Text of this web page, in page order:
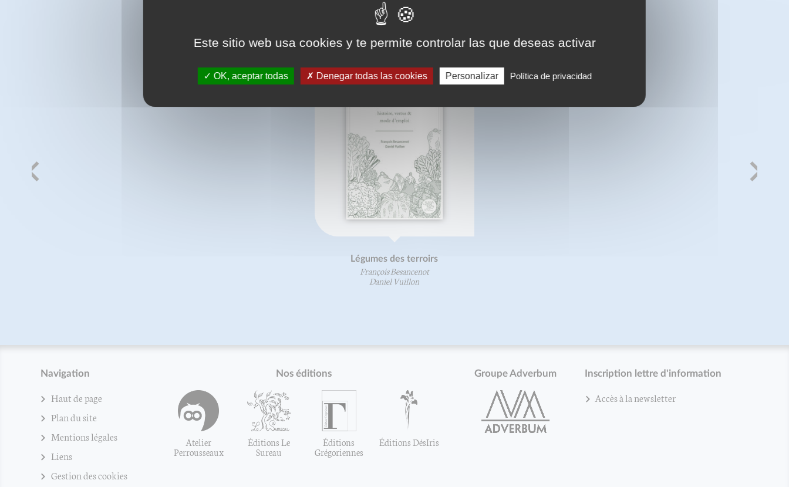
BIBLIOGRAPHIE
Légumes des terroirs
François Besancenot
Daniel Vuillon
Navigation
Haut de page
Plan du site
Mentions légales
Liens
Gestion des cookies
Nos éditions
Atelier
Perrousseaux
Éditions Le
Sureau
Éditions
Grégoriennes
Éditions DésIris
Groupe Adverbum Inscription lettre d'information
Accès à la newsletter
Este sitio web usa cookies y te permite controlar las que deseas activar
OK, aceptar todas Denegar todas las cookies Personalizar Política de privacidad